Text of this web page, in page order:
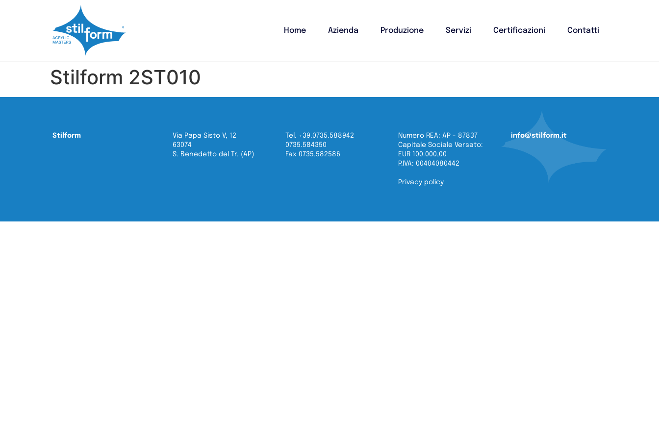
Home Azienda Produzione Servizi Certificazioni Contatti
Stilform 2ST010
Stilform
Via Papa Sisto V, 12
63074
S. Benedetto del Tr. (AP)
Tel. +39.0735.588942
0735.584350
Fax 0735.582586
Numero REA: AP - 87837
Capitale Sociale Versato:
EUR 100.000,00
P.IVA: 00404080442
Privacy policy
info@stilform.it